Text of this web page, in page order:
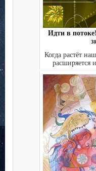
Идти в
Когда растёт
расширяется